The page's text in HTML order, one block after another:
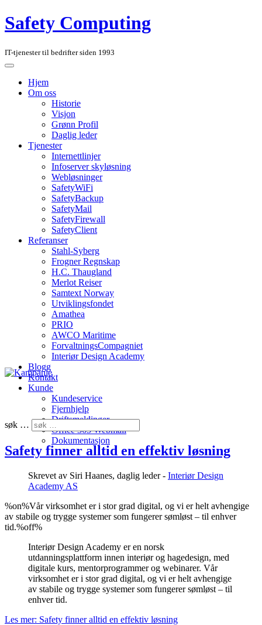
Safety Computing
IT-tjenester til bedrifter siden 1993
Hjem
Om oss
Historie
Visjon
Grønn Profil
Daglig leder
Tjenester
Internettlinjer
Infoserver skyløsning
Webløsninger
SafetyWiFi
SafetyBackup
SafetyMail
SafetyFirewall
SafetyClient
Referanser
Stahl-Syberg
Frogner Regnskap
H.C. Thaugland
Merlot Reiser
Samtext Norway
Utviklingsfondet
Amathea
PRIO
AWCO Maritime
ForvaltningsCompagniet
Interiør Design Academy
Blogg
Kontakt
Kunde
Kundeservice
Fjernhjelp
Driftsmeldinger
Office 365 Webmail
Dokumentasjon
søk …
Safety finner alltid en effektiv løsning
Skrevet av Siri Haanes, daglig leder - Interiør Design
Academy AS
%on%Vår virksomhet er i stor grad digital, og vi er helt avhengige
av stabile og trygge systemer som fungerer sømløst – til enhver
tid.%off%
Interiør Design Academy er en norsk
utdanningsplattform innen interiør og hagedesign, med
digitale kurs, mentorprogrammer og webinarer. Vår
virksomhet er i stor grad digital, og vi er helt avhengige
av stabile og trygge systemer som fungerer sømløst – til
enhver tid.
Les mer: Safety finner alltid en effektiv løsning